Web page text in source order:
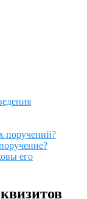
поручений?
его